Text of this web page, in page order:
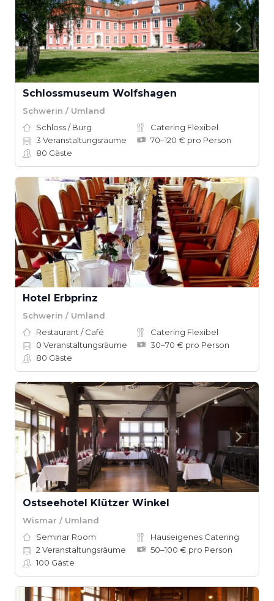
Schlossmuseum Wolfshagen
Schwerin / Umland
Schloss / Burg
Catering Flexibel
3 Veranstaltungsräume
70–120 € pro Person
80 Gäste
Hotel Erbprinz
Schwerin / Umland
Restaurant / Café
Catering Flexibel
0 Veranstaltungsräume
30–70 € pro Person
80 Gäste
Ostseehotel Klützer Winkel
Wismar / Umland
Seminar Room
Hauseigenes Catering
2 Veranstaltungsräume
50–100 € pro Person
100 Gäste